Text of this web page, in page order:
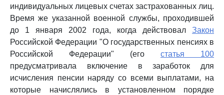
индивидуальных лицевых счетах застрахованных лиц.
Время же указанной военной службы, проходившей
до 1 января 2002 года, когда действовал Закон
Российской Федерации "О государственных пенсиях в
Российской Федерации" (его статья 100
предусматривала включение в заработок для
исчисления пенсии наряду со всеми выплатами, на
которые начислялись в установленном порядке